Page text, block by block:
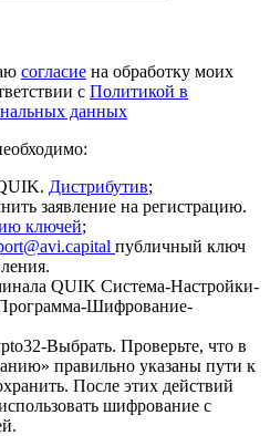
согласие на обработку моих
с Политикой в
данных
Дистрибутив;
заявление на регистрацию.
ключей;
публичный ключ
QUIK Система-Настройки-
Шифрование-
Выбрать. Проверьте, что в
правильно указаны пути к
После этих действий
шифрование с